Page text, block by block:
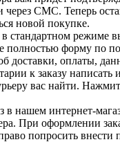
через СМС. Теперь
новой покупке.
в стандартном режиме
полностью форму по
доставки, оплаты,
к заказу
вас найти.
в нашем интернет-
При оформлении
попросить внести